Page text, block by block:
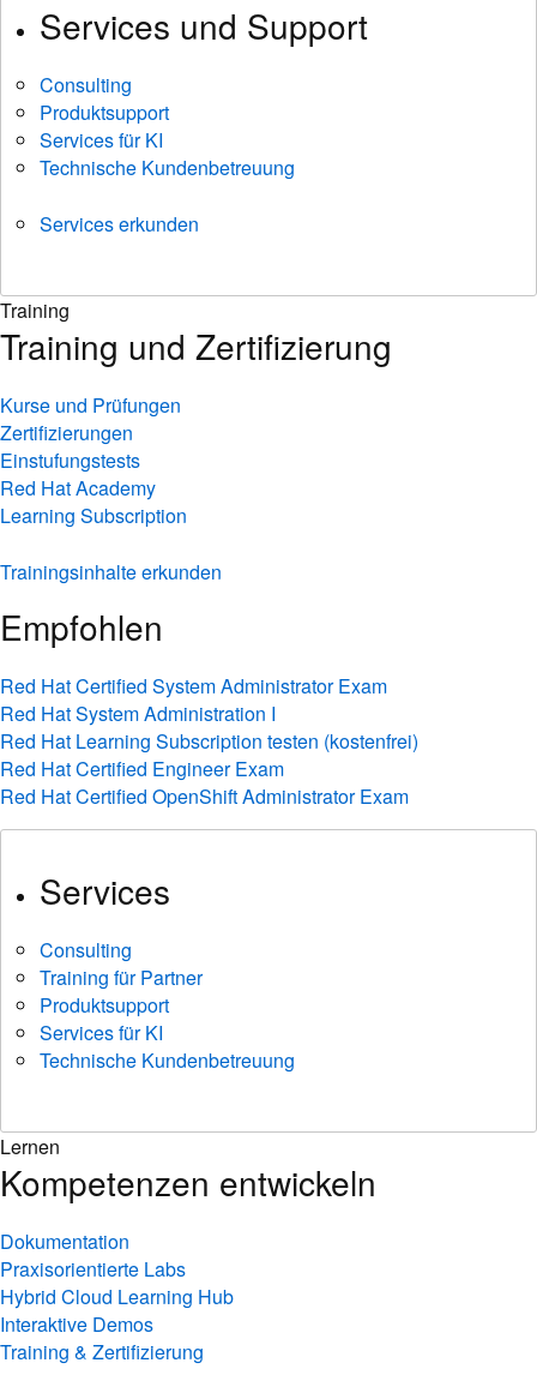
Services und Support
Consulting
Produktsupport
Services für KI
Technische Kundenbetreuung
Services erkunden
Training
Training und Zertifizierung
Kurse und Prüfungen
Zertifizierungen
Einstufungstests
Red Hat Academy
Learning Subscription
Trainingsinhalte erkunden
Empfohlen
Red Hat Certified System Administrator Exam
Red Hat System Administration I
Red Hat Learning Subscription testen (kostenfrei)
Red Hat Certified Engineer Exam
Red Hat Certified OpenShift Administrator Exam
Services
Consulting
Training für Partner
Produktsupport
Services für KI
Technische Kundenbetreuung
Lernen
Kompetenzen entwickeln
Dokumentation
Praxisorientierte Labs
Hybrid Cloud Learning Hub
Interaktive Demos
Training & Zertifizierung